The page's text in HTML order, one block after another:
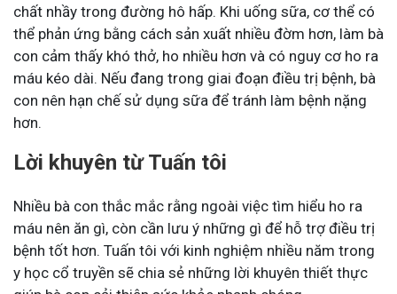
chất nhầy trong đường hô hấp. Khi uống sữa, cơ thể có
thể phản ứng bằng cách sản xuất nhiều đờm hơn, làm bà
con cảm thấy khó thở, ho nhiều hơn và có nguy cơ ho ra
máu kéo dài. Nếu đang trong giai đoạn điều trị bệnh, bà
con nên hạn chế sử dụng sữa để tránh làm bệnh nặng
hơn.
Lời khuyên từ Tuấn tôi
Nhiều bà con thắc mắc rằng ngoài việc tìm hiểu ho ra
máu nên ăn gì, còn cần lưu ý những gì để hỗ trợ điều trị
bệnh tốt hơn. Tuấn tôi với kinh nghiệm nhiều năm trong
y học cổ truyền sẽ chia sẻ những lời khuyên thiết thực